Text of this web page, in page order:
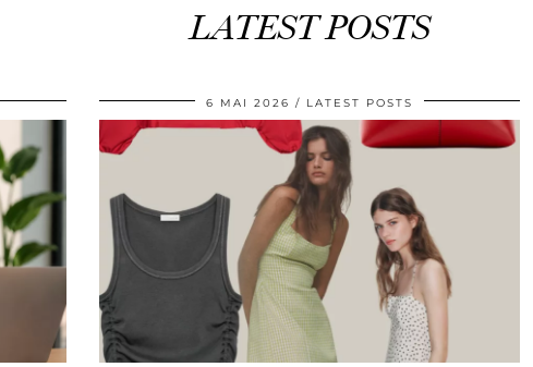
LATEST POSTS
6 MAI 2026 LATEST POSTS